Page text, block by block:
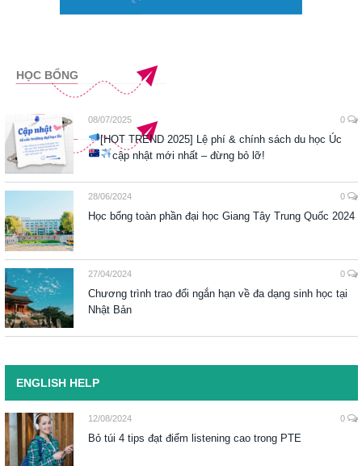
HỌC BỔNG
08/07/2025 0
[HOT TREND 2025] Lệ phí & chính sách du học Úc
cập nhật mới nhất – đừng bỏ lỡ!
28/06/2024 0
Học bổng toàn phần đại học Giang Tây Trung Quốc 2024
27/04/2024 0
Chương trình trao đổi ngắn hạn về đa dạng sinh học tại
Nhật Bản
ENGLISH HELP
12/08/2024 0
Bỏ túi 4 tips đạt điểm listening cao trong PTE